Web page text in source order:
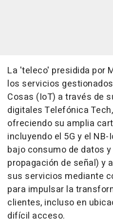
La 'teleco' presidida por
los servicios
Cosas (IoT) a través de
digitales Telefónica
ofreciendo su amplia
incluyendo el 5G y el
bajo consumo de datos
propagación de señal) y
sus servicios mediante
para impulsar la
clientes, incluso en
difícil acceso.